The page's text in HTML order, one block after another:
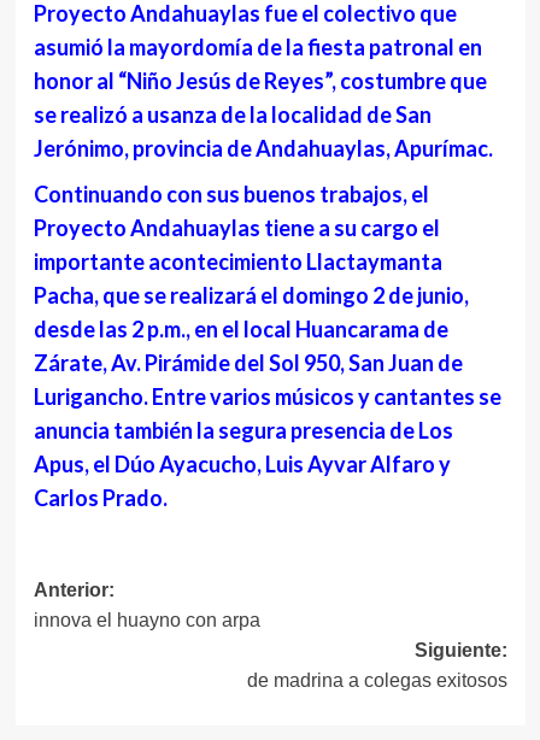
Proyecto Andahuaylas fue el colectivo que
asumió la mayordomía de la fiesta patronal en
honor al “Niño Jesús de Reyes”, costumbre que
se realizó a usanza de la localidad de San
Jerónimo, provincia de Andahuaylas, Apurímac.
Continuando con sus buenos trabajos, el
Proyecto Andahuaylas tiene a su cargo el
importante acontecimiento Llactaymanta
Pacha, que se realizará el domingo 2 de junio,
desde las 2 p.m., en el local Huancarama de
Zárate, Av. Pirámide del Sol 950, San Juan de
Lurigancho. Entre varios músicos y cantantes se
anuncia también la segura presencia de Los
Apus, el Dúo Ayacucho, Luis Ayvar Alfaro y
Carlos Prado.
Navegación
de
Anterior:
innova el huayno con arpa
Siguiente:
de madrina a colegas exitosos